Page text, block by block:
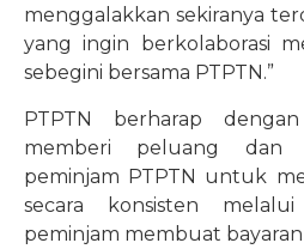
menggalakkan sekiranya
yang ingin berkolaborasi
sebegini bersama PTPTN.”
PTPTN berharap
memberi peluang dan
peminjam PTPTN untuk
secara konsisten
peminjam membuat